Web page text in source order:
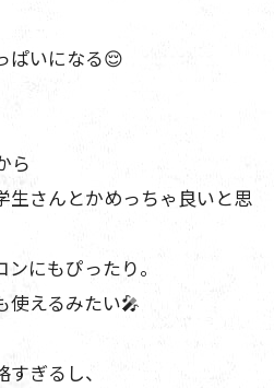
ぱいになる😌
ら
生さんとかめっちゃ良いと思
にもぴったり。
使えるみたい🎤
ぎるし、